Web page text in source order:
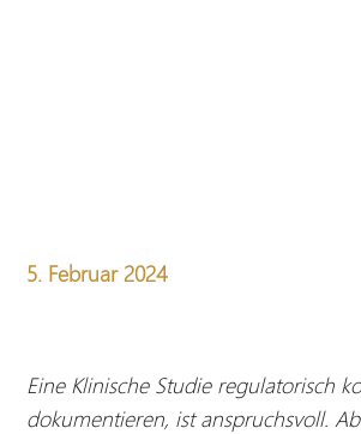
5. Februar 2024
Eine Klinische Studie regulatorisch
dokumentieren, ist anspruchsvoll.